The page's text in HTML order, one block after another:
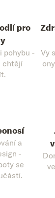
pro
pohybu -
chtějí
Vy
a
-
se